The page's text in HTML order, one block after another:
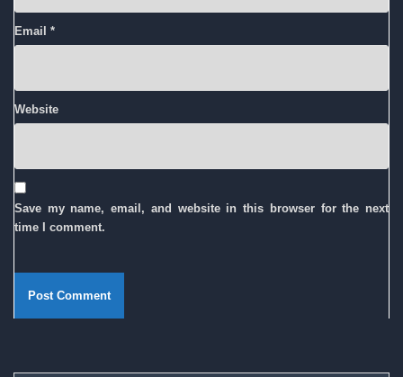
Email *
Website
Save my name, email, and website in this browser for the next
time I comment.